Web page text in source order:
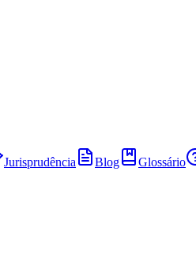
Jurisprudência Blog Glossário